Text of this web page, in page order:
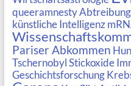
queeramnestyAbtreibung
künstliche Intelligenz
Pariser Abkommen
TschernobylStickoxide
Geschichtsforschung